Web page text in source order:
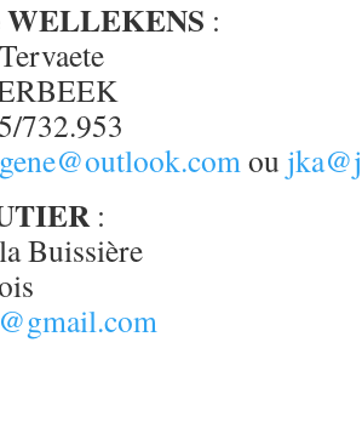
WELLEKENS :
732.953
ou
:
Buissière